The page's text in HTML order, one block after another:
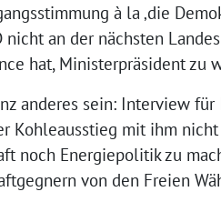
à la ‚die
an der nächsten
hat, Ministerpräsident zu
anderes sein: Interview
Kohleausstieg mit ihm
noch Energiepolitik zu
von den Freien